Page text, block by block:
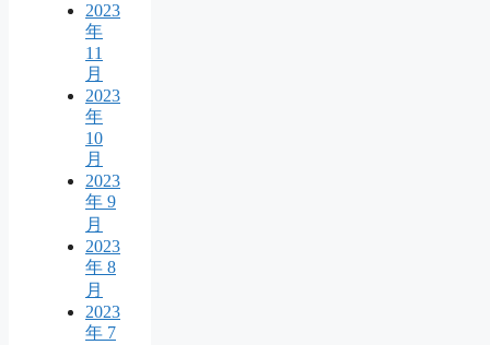
2023
年
11
月
2023
年
10
月
2023
年 9
月
2023
年 8
月
2023
年 7